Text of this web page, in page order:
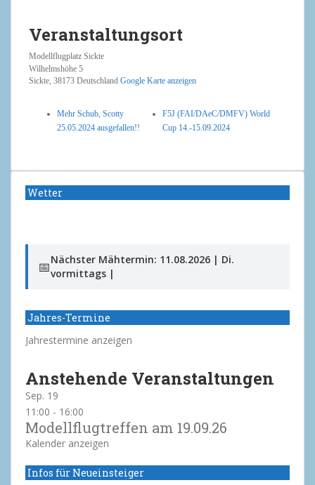
Veranstaltungsort
Modellflugplatz Sickte
Wilhelmshöhe 5
Sickte 38173 Deutschland Google Karte anzeigen
Mehr Schub, Scotty
25.05.2024 ausgefallen!!
F5J (FAI/DAeC/DMFV) World
Cup 14.-15.09.2024
Wetter
📅Nächster Mähtermin: 11.08.2026 | Di.
vormittags |
Jahres-Termine
Jahrestermine anzeigen
Anstehende Veranstaltungen
Sep. 19
11:00 - 16:00
Modellflugtreffen am 19.09.26
Kalender anzeigen
Infos für Neueinsteiger